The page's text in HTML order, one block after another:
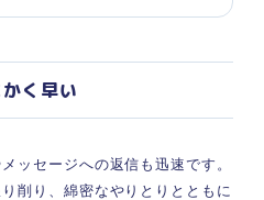
く早い
ッセージへの返信も迅速です。
削り、綿密なやりとりとともに